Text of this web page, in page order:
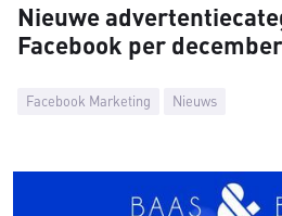
Facebook Marketing Nieuws
Nieuwe
Facebook per